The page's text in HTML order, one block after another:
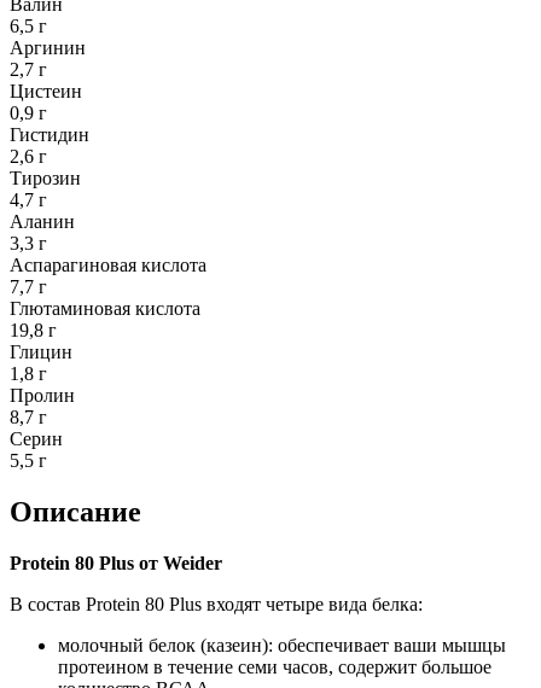
6,5 г
Аргинин
2,7 г
Цистеин
0,9 г
Гистидин
2,6 г
Тирозин
4,7 г
Аланин
3,3 г
Аспарагиновая кислота
7,7 г
Глютаминовая кислота
19,8 г
Глицин
1,8 г
Пролин
8,7 г
Серин
5,5 г
Описание
Protein 80 Plus от Weider
В состав Protein 80 Plus входят четыре вида белка:
молочный белок (казеин): обеспечивает ваши мышцы
протеином в течение семи часов, содержит большое